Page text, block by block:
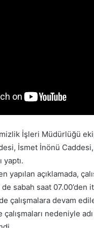
İşleri Müdürlüğü
İsmet İnönü
yaptı.
yapılan açıklamada,
sabah saat
çalışmalara devam
çalışmaları nedeniyle